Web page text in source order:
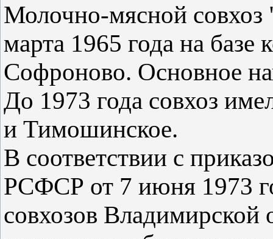
Молочно-мясной
марта 1965 года на базе
Софроново. Основное
До 1973 года совхоз
и Тимошинское.
В соответствии с
РСФСР от 7 июня 1973
совхозов Владимирской